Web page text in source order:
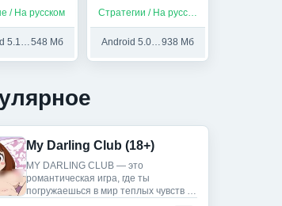
/ На русском
Android 5.1 и выше548 Мб
Стратегии / На русском
Android 5.0 и выше938 Мб
My Darling Club (18+)
MY DARLING CLUB — это
романтическая игра, где ты
погружаешься в мир теплых чувств и